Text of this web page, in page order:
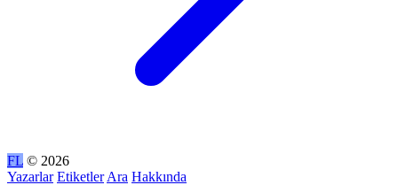
FL © 2026
Yazarlar Etiketler Ara Hakkında